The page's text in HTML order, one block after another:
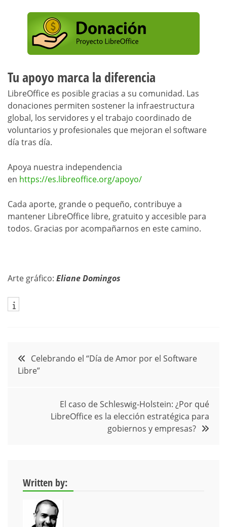
Tu apoyo marca la diferencia
LibreOffice es posible gracias a su comunidad. Las
donaciones permiten sostener la infraestructura
global, los servidores y el trabajo coordinado de
voluntarios y profesionales que mejoran el software
día tras día.
Apoya nuestra independencia
en https://es.libreoffice.org/apoyo/
Cada aporte, grande o pequeño, contribuye a
mantener LibreOffice libre, gratuito y accesible para
todos. Gracias por acompañarnos en este camino.
Arte gráfico: Eliane Domingos
Navegación
de
entradas
Celebrando el “Día de Amor por el Software
Libre”
El caso de Schleswig-Holstein: ¿Por qué
LibreOffice es la elección estratégica para
gobiernos y empresas?
Written by: